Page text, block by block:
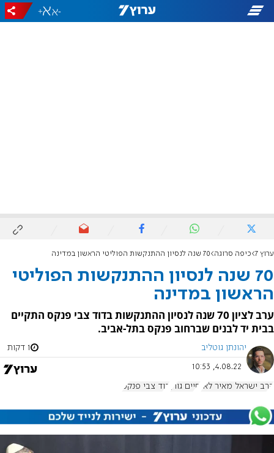
-
+
ערוץ 7 כיפה סרוגה 70 שנה לנסיון ההתנקשות הפוליטי הראשון במדינה
70 שנה לנסיון ההתנקשות הפוליטי
הראשון במדינה
ערב לציון 70 שנה לנסיון ההתנקשות בדוד צבי פנקס התקיים
בבית יד לבנים שברחוב פנקס בתל-אביב.
יהונתן גוטליב 1 דקות
4.08.22, 10:53
הרב ישראל מאיר לאו חיים גורן דוד צבי פנקס